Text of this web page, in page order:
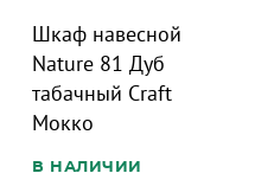
Шкаф навесной
Nature 81 Дуб
табачный Craft
Мокко
В НАЛИЧИИ